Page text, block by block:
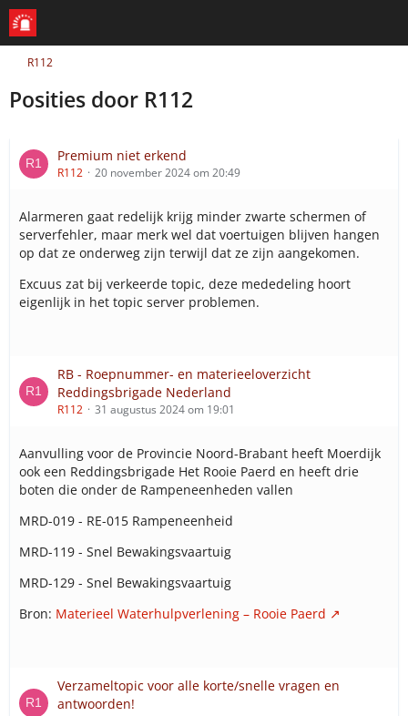
R112
Posities door R112
Premium niet erkend
R112 20 november 2024 om 20:49
Alarmeren gaat redelijk krijg minder zwarte schermen of
serverfehler, maar merk wel dat voertuigen blijven hangen
op dat ze onderweg zijn terwijl dat ze zijn aangekomen.
Excuus zat bij verkeerde topic, deze mededeling hoort
eigenlijk in het topic server problemen.
RB - Roepnummer- en materieeloverzicht
Reddingsbrigade Nederland
R112 31 augustus 2024 om 19:01
Aanvulling voor de Provincie Noord-Brabant heeft Moerdijk
ook een Reddingsbrigade Het Rooie Paerd en heeft drie
boten die onder de Rampeneenheden vallen
MRD-019 - RE-015 Rampeneenheid
MRD-119 - Snel Bewakingsvaartuig
MRD-129 - Snel Bewakingsvaartuig
Bron: Materieel Waterhulpverlening – Rooie Paerd
Verzameltopic voor alle korte/snelle vragen en
antwoorden!